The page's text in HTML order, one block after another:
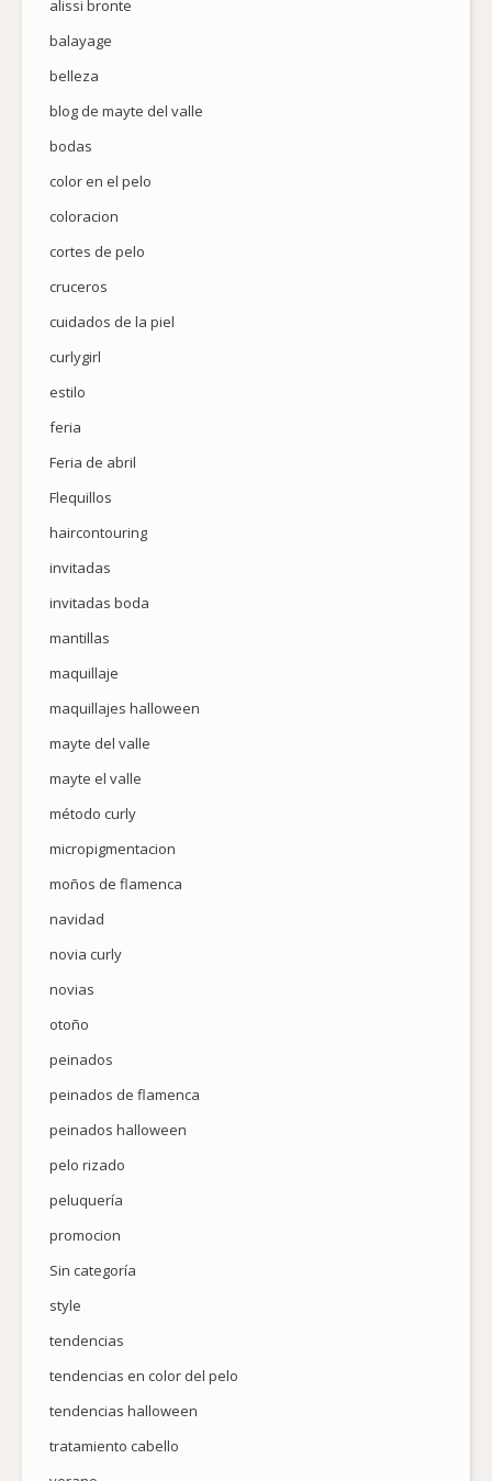
alissi bronte
balayage
belleza
blog de mayte del valle
bodas
color en el pelo
coloracion
cortes de pelo
cruceros
cuidados de la piel
curlygirl
estilo
feria
Feria de abril
Flequillos
haircontouring
invitadas
invitadas boda
mantillas
maquillaje
maquillajes halloween
mayte del valle
mayte el valle
método curly
micropigmentacion
moños de flamenca
navidad
novia curly
novias
otoño
peinados
peinados de flamenca
peinados halloween
pelo rizado
peluquería
promocion
Sin categoría
style
tendencias
tendencias en color del pelo
tendencias halloween
tratamiento cabello